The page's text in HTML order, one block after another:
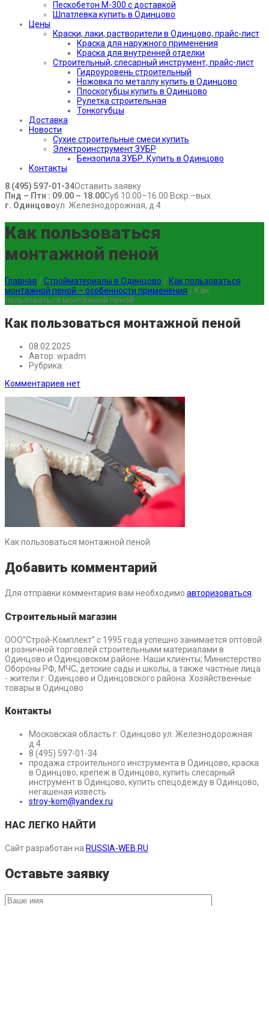
Пескобетон М-300 с доставкой
Шпатлевка купить в Одинцово
Цены
Краски, лаки, растворители в Одинцово, прайс-лист
Краска для наружного применения
Краска для внутренней отделки
Строительный, слесарный инструмент, прайс-лист
Гидроуровень строительный
Ножовка по металлу купить в Одинцово
Плоскогубцы купить в Одинцово
Рулетка строительная
Тонкогубцы
Доставка
Новости
Сухие строительные смеси купить
Электроинструмент ЗУБР
Бензопила ЗУБР. Купить в Одинцово
Контакты
8 (495) 597-01-34Оставить заявку
Пнд – Птн : 09.00 – 18.00Суб 10.00–16.00 Вскр.–вых.
г. Одинцовоул. Железнодорожная, д.4
Как пользоваться
монтажной пеной
Главная / Стройматериалы в Одинцово / Как пользоваться
монтажной пеной – особенности применения / Как
пользоваться монтажной пеной
Как пользоваться монтажной пеной
08.02.2025
Автор: wpadm
Рубрика:
Комментариев нет
Как пользоваться монтажной пеной
Добавить комментарий
Для отправки комментария вам необходимо авторизоваться.
Строительный магазин
ООО”Строй-Комплект” с 1995 года успешно занимается оптовой
и розничной торговлей строительными материалами в
Одинцово и Одинцовском районе. Наши клиенты; Министерство
Обороны РФ, МЧС, детские сады и школы, а также частные лица
- жители г. Одинцово и Одинцовского района. Хозяйственные
товары в Одинцово
Контакты
Московская область г. Одинцово ул. Железнодорожная
д.4
8 (495) 597-01-34
продажа строительного инструмента в Одинцово, краска
в Одинцово, крепеж в Одинцово, купить слесарный
инструмент в Одинцово, купить спецодежду в Одинцово,
негашеная известь
stroy-kom@yandex.ru
НАС ЛЕГКО НАЙТИ
Сайт разработан на RUSSIA-WEB.RU
Оставьте заявку